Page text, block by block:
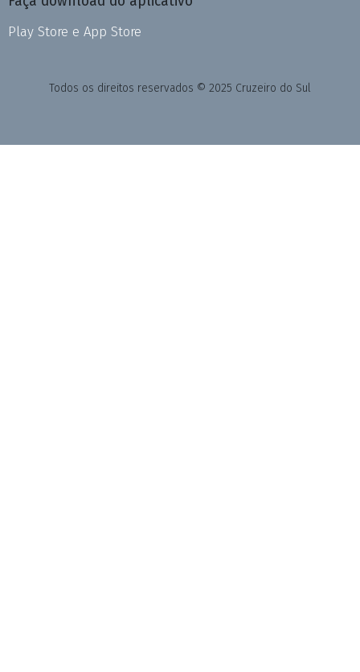
Play Store e App Store
Todos os direitos reservados © 2025 Cruzeiro do Sul